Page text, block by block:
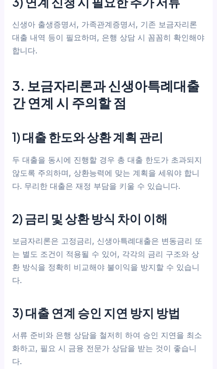
신생아 출생증명서, 가족관계증명서, 기존 보금자리론
대출 내역 등이 필요하며, 은행 상담 시 꼼꼼히 확인해야
합니다.
3. 보금자리론과 신생아특례대출
간 연계 시 주의할 점
1) 대출 한도와 상환 계획 관리
두 대출을 동시에 진행할 경우 총 대출 한도가 초과되지
않도록 주의하며, 상환능력에 맞는 계획을 세워야 합니
다. 무리한 대출은 재정 부담을 키울 수 있습니다.
2) 금리 및 상환 방식 차이 이해
보금자리론은 고정금리, 신생아특례대출은 변동금리 또
는 별도 조건이 적용될 수 있어, 각각의 금리 구조와 상
환 방식을 정확히 비교해야 불이익을 방지할 수 있습니
다.
3) 대출 연계 승인 지연 방지 방법
서류 준비와 은행 상담을 철저히 하여 승인 지연을 최소
화하고, 필요 시 금융 전문가 상담을 받는 것이 좋습니
다.